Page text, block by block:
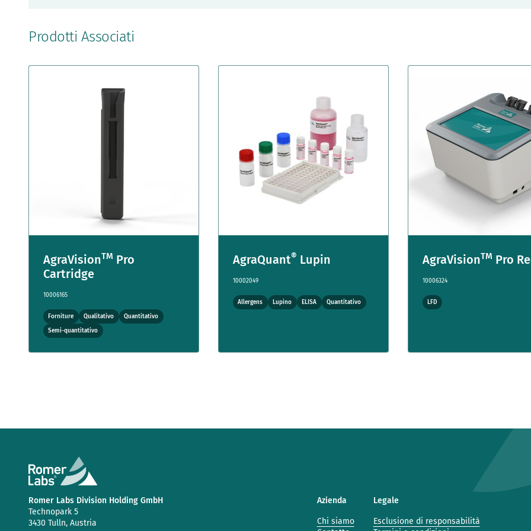
Prodotti Associati
AgraVisionTM Pro
Cartridge
10006165
Forniture Qualitativo
Quantitativo
Semi-quantitativo
AgraQuant® Lupin
10002049
Allergens Lupino ELISA Quantitativo
AgraVisionTM Pro
10006324
LFD
Romer Labs Division Holding GmbH
Technopark 5
3430 Tulln, Austria
Azienda
Chi siamo
Legale
Esclusione di responsabilità